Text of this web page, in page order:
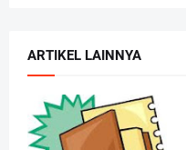
ARTIKEL LAINNYA